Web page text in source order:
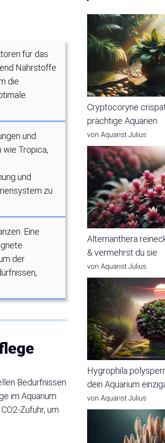
für das
Nährstoffe
die
und
wie Tropica,
und
zu
Eine
der
Bedürfnissen
im Aquarium
Zufuhr, um
Cryptocoryne
prächtige Aquarien
von Aquarist Julius
Alternanthera
& vermehrst du sie
von Aquarist Julius
Hygrophila
dein Aquarium
von Aquarist Julius